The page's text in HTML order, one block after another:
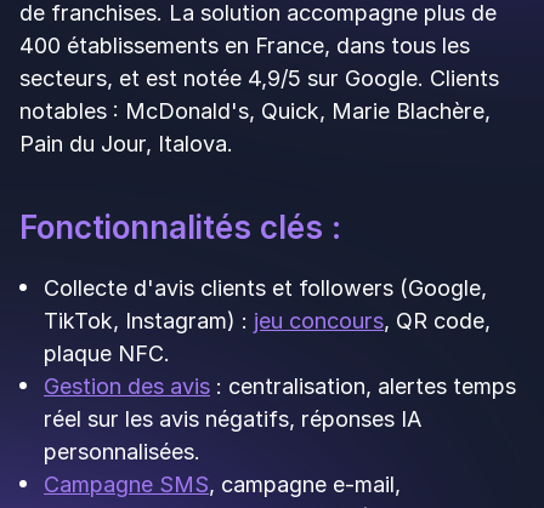
(sources disponibles).
Garantie ROI annoncée sous conditions de
diffusion (selon les sources).
Accompagnement humain par des experts
gamification.
Limites :
Engagement long requis : 12, 24 ou 36 mois
selon le tarif (sources tierces).
Ticket d'entrée élevé : à partir d'environ 229 €
HT/mois sur 12 mois (sources tierces).
L'avis Google est un objectif parmi d'autres
dans un système orienté fidélisation long
terme.